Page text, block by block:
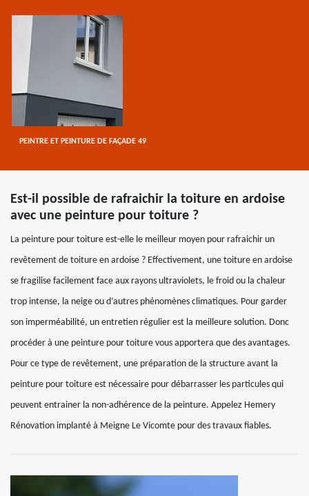
PEINTRE ET PEINTURE DE FAÇADE 49
Est-il possible de rafraichir la toiture en ardoise
avec une peinture pour toiture ?
La peinture pour toiture est-elle le meilleur moyen pour rafraichir un
revêtement de toiture en ardoise ? Effectivement, une toiture en ardoise
se fragilise facilement face aux rayons ultraviolets, le froid ou la chaleur
trop intense, la neige ou d’autres phénomènes climatiques. Pour garder
son imperméabilité, un entretien régulier est la meilleure solution. Donc
procéder à une peinture pour toiture vous apportera que des avantages.
Pour ce type de revêtement, une préparation de la structure avant la
peinture pour toiture est nécessaire pour débarrasser les particules qui
peuvent entrainer la non-adhérence de la peinture. Appelez Hemery
Rénovation implanté à Meigne Le Vicomte pour des travaux fiables.